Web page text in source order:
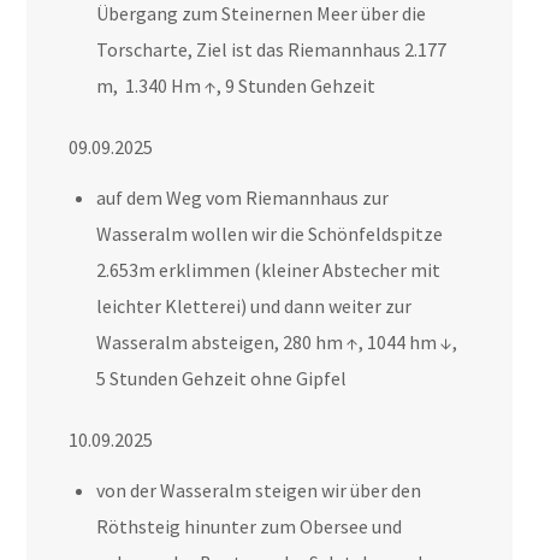
Übergang zum Steinernen Meer über die
Torscharte, Ziel ist das Riemannhaus 2.177
m, 1.340 Hm ↑, 9 Stunden Gehzeit
09.09.2025
auf dem Weg vom Riemannhaus zur
Wasseralm wollen wir die Schönfeldspitze
2.653m erklimmen (kleiner Abstecher mit
leichter Kletterei) und dann weiter zur
Wasseralm absteigen, 280 hm ↑, 1044 hm ↓,
5 Stunden Gehzeit ohne Gipfel
10.09.2025
von der Wasseralm steigen wir über den
Röthsteig hinunter zum Obersee und